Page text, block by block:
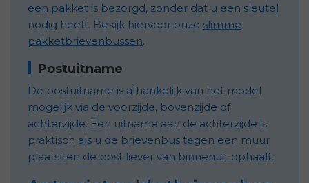
een pakket is bezorgd, zonder dat u een sleutel
nodig heeft. Bekijk hiervoor onze slimme
pakketbrievenbussen.
Postuitname
De postuitname is afhankelijk van het model
mogelijk via de voorzijde, bovenzijde of
achterzijde. Een uitname aan de achterzijde is
praktisch als u de brievenbus tegen een muur
plaatst en de post liever van binnenuit ophaalt.